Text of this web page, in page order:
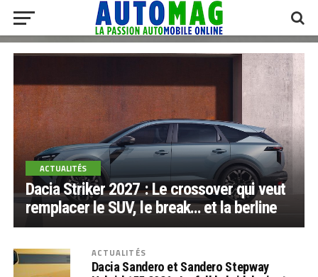
ACTUALITÉS
Dacia Striker 2027 : Le crossover qui veut
remplacer le SUV, le break… et la berline
ACTUALITÉS
Dacia Sandero et Sandero Stepway